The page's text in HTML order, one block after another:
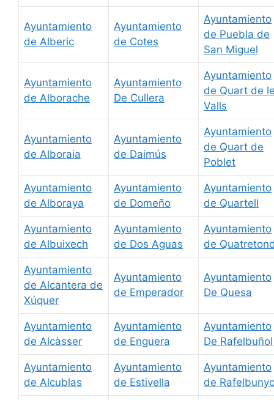
Ayuntamiento
de Alberic
Ayuntamiento
de Cotes
Ayuntamiento
de Puebla de
San Miguel
Ayuntamiento
de Alborache
Ayuntamiento
De Cullera
Ayuntamiento
de Quart de
Valls
Ayuntamiento
de Alboraia
Ayuntamiento
de Daimús
Ayuntamiento
de Quart de
Poblet
Ayuntamiento
de Alboraya
Ayuntamiento
de Domeño
Ayuntamiento
de Quartell
Ayuntamiento
de Albuixech
Ayuntamiento
de Dos Aguas
Ayuntamiento
de
Ayuntamiento
de Alcantera de
Xúquer
Ayuntamiento
de Emperador
Ayuntamiento
De Quesa
Ayuntamiento
de Alcàsser
Ayuntamiento
de Enguera
Ayuntamiento
De Rafelbuñol
Ayuntamiento
de Alcublas
Ayuntamiento
de Estivella
Ayuntamiento
de